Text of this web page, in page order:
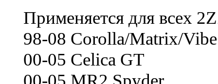
Применяется для всех
98-08 Corolla/Matrix/
00-05 Celica GT